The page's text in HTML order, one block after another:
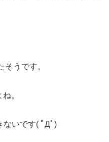
うです。
。
ないです( ﾟДﾟ)